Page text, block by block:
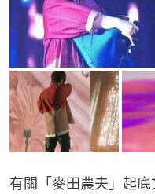
有關「麥田農夫」起